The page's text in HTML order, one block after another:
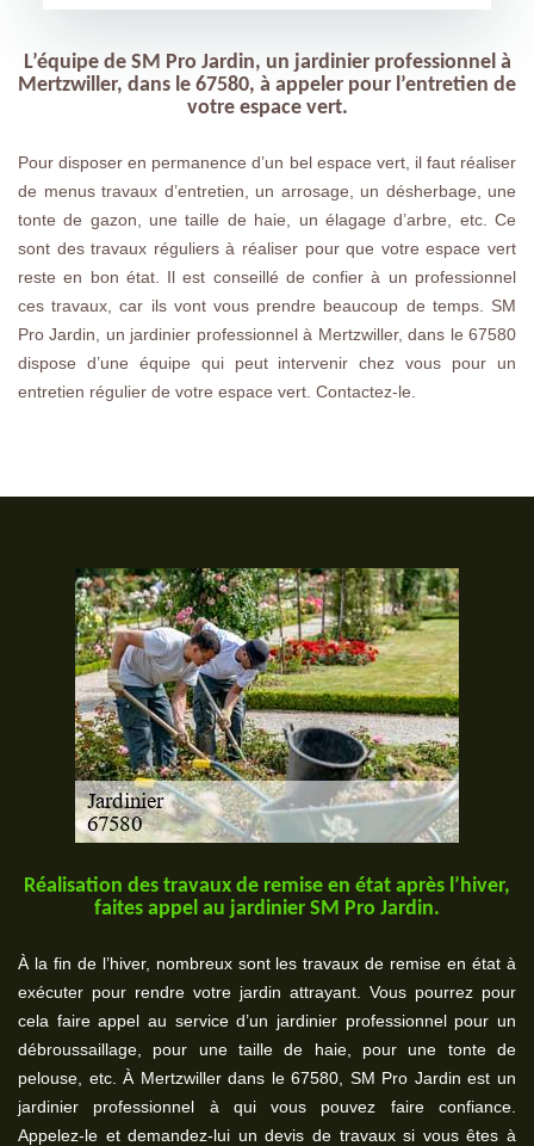
L’équipe de SM Pro Jardin, un jardinier professionnel à
Mertzwiller, dans le 67580, à appeler pour l’entretien de
votre espace vert.
Pour disposer en permanence d’un bel espace vert, il faut réaliser
de menus travaux d’entretien, un arrosage, un désherbage, une
tonte de gazon, une taille de haie, un élagage d’arbre, etc. Ce
sont des travaux réguliers à réaliser pour que votre espace vert
reste en bon état. Il est conseillé de confier à un professionnel
ces travaux, car ils vont vous prendre beaucoup de temps. SM
Pro Jardin, un jardinier professionnel à Mertzwiller, dans le 67580
dispose d’une équipe qui peut intervenir chez vous pour un
entretien régulier de votre espace vert. Contactez-le.
Réalisation des travaux de remise en état après l’hiver,
faites appel au jardinier SM Pro Jardin.
À la fin de l’hiver, nombreux sont les travaux de remise en état à
exécuter pour rendre votre jardin attrayant. Vous pourrez pour
cela faire appel au service d’un jardinier professionnel pour un
débroussaillage, pour une taille de haie, pour une tonte de
pelouse, etc. À Mertzwiller dans le 67580, SM Pro Jardin est un
jardinier professionnel à qui vous pouvez faire confiance.
Appelez-le et demandez-lui un devis de travaux si vous êtes à